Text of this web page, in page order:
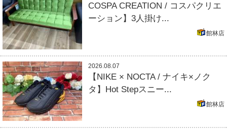
COSPA CREATION / コスパクリエ
ーション】3人掛け...
館林店
2026.08.07
【NIKE × NOCTA / ナイキ×ノク
タ】Hot Stepスニー...
館林店